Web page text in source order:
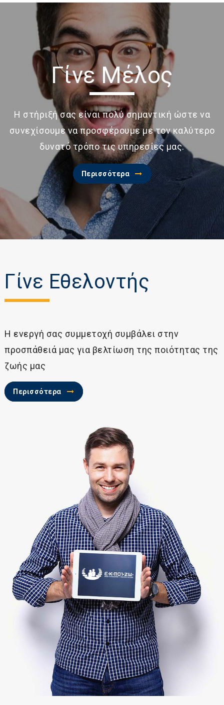
Γίνε Μέλος
Η στήριξή σας είναι πολύ σημαντική ώστε να
συνεχίσουμε να προσφέρουμε με τον καλύτερο
δυνατό τρόπο τις υπηρεσίες μας.
Περισσότερα
Γίνε Εθελοντής
Η ενεργή σας συμμετοχή συμβάλει στην
προσπάθειά μας για βελτίωση της ποιότητας της
ζωής μας
Περισσότερα